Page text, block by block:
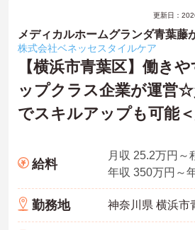
更新日：
メディカルホームグランダ青葉藤
株式会社ベネッセスタイルケア
【横浜市青葉区】働き
ップクラス企業が運営
でスキルアップも可能
給料
勤務地